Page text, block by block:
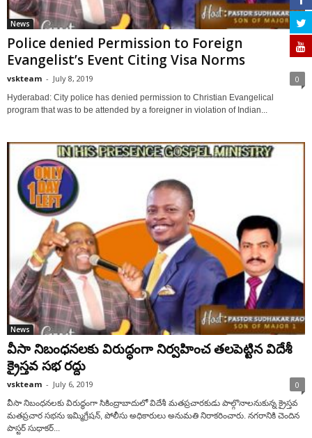
News
Police denied Permission to Foreign
Evangelist’s Event Citing Visa Norms
vskteam - July 8, 2019 0
Hyderabad: City police has denied permission to Christian Evangelical
program that was to be attended by a foreigner in violation of Indian...
News
వీసా నిబంధనలకు విరుద్ధంగా నిర్వహించ తలపెట్టిన విదేశీ
క్రైస్తవ సభ రద్దు
vskteam - July 6, 2019 0
వీసా నిబంధనలకు విరుద్ధంగా సికింద్రాబాదులో విదేశీ మతప్రచారకుడు పాల్గొనాలనుకున్న క్రైస్తవ
మతప్రచార సభను ఇమ్మిగ్రేషన్, పోలీసు అధికారులు అనుమతి నిరాకరించారు. నగరానికి చెందిన
పాస్టర్ సుధాకర్...